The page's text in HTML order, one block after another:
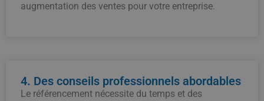
augmentation des ventes pour votre entreprise.
4. Des conseils professionnels abordables
Le référencement nécessite du temps et des